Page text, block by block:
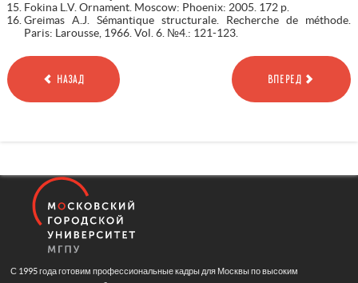
Fokina L.V. Ornament. Moscow: Phoenix: 2005. 172 p.
Greimas A.J. Sémantique structurale. Recherche de méthode.
Paris: Larousse, 1966. Vol. 6. №4.: 121-123.
НАЗАД ВПЕРЕД
С 1995 года готовим профессиональные кадры для Москвы по высоким